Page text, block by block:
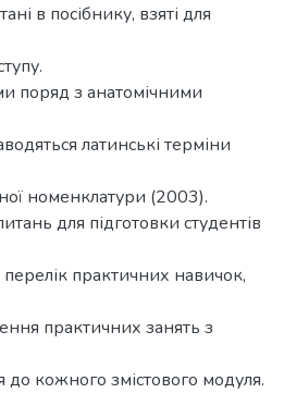
в посібнику, взяті для
поряд з анатомічними
латинські терміни
номенклатури (2003).
для підготовки студентів
практичних навичок,
практичних занять з
до кожного змістового модуля.